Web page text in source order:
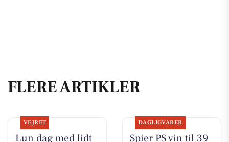
FLERE ARTIKLER
VEJRET
Lun dag med lidt
DAGLIGVARER
Spier PS vin til 39